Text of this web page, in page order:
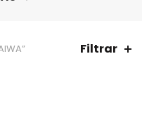
Filtrar